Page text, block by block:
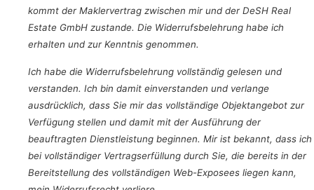
kommt der Maklervertrag zwischen mir und der DeSH Real
Estate GmbH zustande. Die Widerrufsbelehrung habe ich
erhalten und zur Kenntnis genommen.
Ich habe die Widerrufsbelehrung vollständig gelesen und
verstanden. Ich bin damit einverstanden und verlange
ausdrücklich, dass Sie mir das vollständige Objektangebot zur
Verfügung stellen und damit mit der Ausführung der
beauftragten Dienstleistung beginnen. Mir ist bekannt, dass ich
bei vollständiger Vertragserfüllung durch Sie, die bereits in der
Bereitstellung des vollständigen Web-Exposees liegen kann,